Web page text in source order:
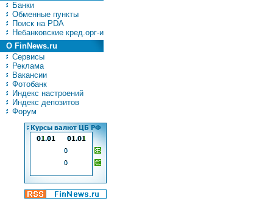
Банки
Обменные пункты
Поиск на PDA
Небанковские кред.орг-и
О FinNews.ru
Сервисы
Реклама
Вакансии
Фотобанк
Индекс настроений
Индекс депозитов
Форум